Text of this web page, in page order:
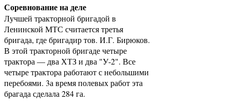
Соревнование на деле
Лучшей тракторной бригадой в
Ленинской МТС считается третья
бригада, где бригадир тов. И.Г. Бирюков.
В этой тракторной бригаде четыре
трактора — два ХТЗ и два "У-2". Все
четыре трактора работают с небольшими
перебоями. 3а время полевых работ эта
брагада сделала 284 га.